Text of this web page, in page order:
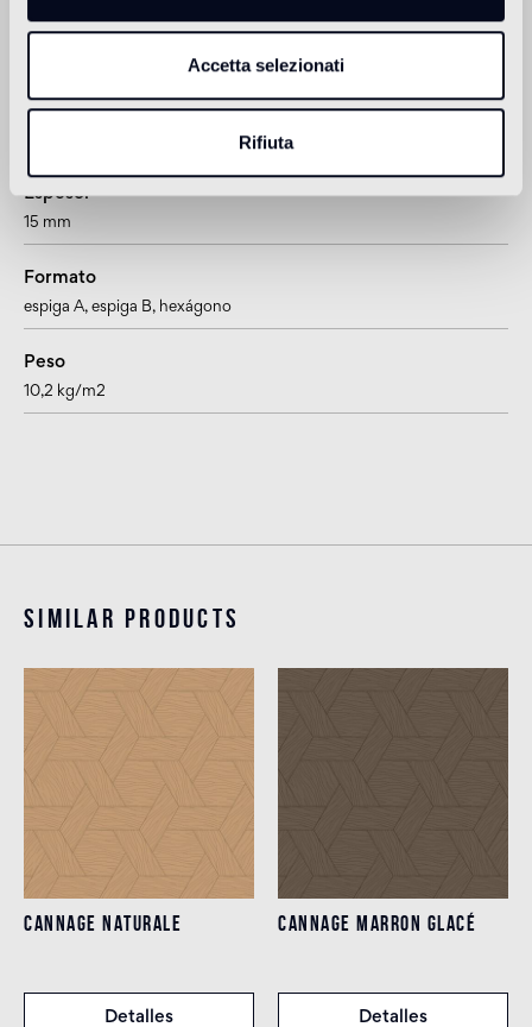
Accetta selezionati
Rifiuta
1
Información sobre el producto
Espesor
15 mm
Formato
espiga A, espiga B, hexágono
Peso
10,2 kg/m2
Similar products
CANNAGE NATURALE
Detalles
CANNAGE MARRON GLACÉ
Detalles